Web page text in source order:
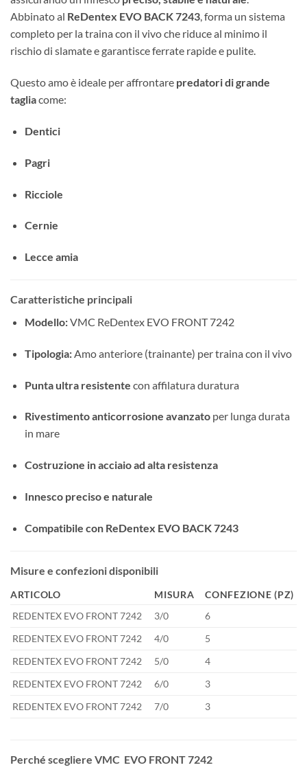
Abbinato al ReDentex EVO BACK 7243, forma un sistema
completo per la traina con il vivo che riduce al minimo il
rischio di slamate e garantisce ferrate rapide e pulite.
Questo amo è ideale per affrontare predatori di grande
tagliacome:
Dentici
Pagri
Ricciole
Cernie
Lecce amia
Caratteristiche principali
Modello:VMC ReDentex EVO FRONT 7242
Tipologia:Amo anteriore (trainante) per traina con il vivo
Punta ultra resistente con affilatura duratura
Rivestimento anticorrosione avanzatoper lunga durata
in mare
Costruzione in acciaio ad alta resistenza
Innesco preciso e naturale
Compatibile con ReDentex EVO BACK 7243
Misure e confezioni disponibili
ARTICOLO MISURA
CONFEZIONE (PZ)
REDENTEX EVO FRONT 7242
3/0
6
REDENTEX EVO FRONT 7242
4/0
5
REDENTEX EVO FRONT 7242
5/0
4
REDENTEX EVO FRONT 7242
6/0
3
REDENTEX EVO FRONT 7242
7/0 3
Perché scegliere VMC EVO FRONT 7242